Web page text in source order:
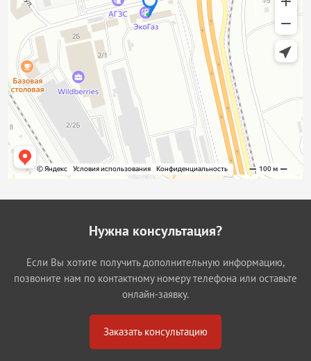
Нужна консультация?
Если Вы хотите получить дополнительную информацию,
позвоните нам по контактному номеру телефона или оставьте
онлайн-заявку.
Заказать консультацию